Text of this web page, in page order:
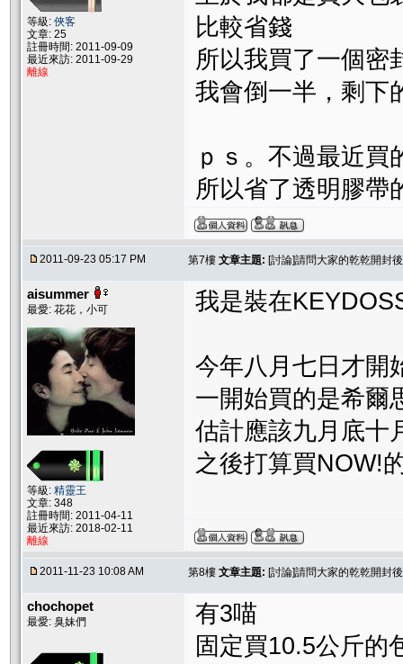
等級: 俠客
文章: 25
註冊時間: 2011-09-09
最近來訪: 2011-09-29
離線
比較省錢
所以我買了一個密
我會倒一半，剩下
ｐｓ。不過最近買
所以省了透明膠
2011-09-23 05:17 PM 第7樓 文章主題: [討論]請問大家的乾乾開封
aisummer
最愛: 花花，小可
等級: 精靈王
文章: 348
註冊時間: 2011-04-11
最近來訪: 2018-02-11
離線
我是裝在
今年八月七日才開
一開始買的是希爾
估計應該九月底十
之後打算買NOW!
2011-11-23 10:08 AM 第8樓 文章主題: [討論]請問大家的乾乾開封
chochopet
最愛: 臭妹們
有3喵
固定買10.5公斤的